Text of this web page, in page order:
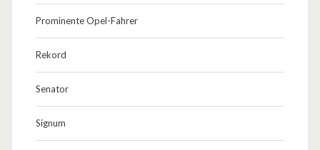
Prominente Opel-Fahrer
Rekord
Senator
Signum